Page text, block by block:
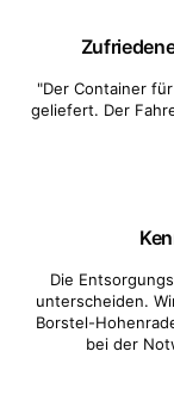
"Der Container
geliefert. Der
Die
unterscheiden.
Borstel-
bei der